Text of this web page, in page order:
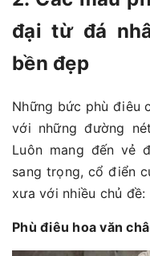
đại từ đá
bền đẹp
Những bức phù điêu
với những đường
Luôn mang đến vẻ
sang trọng, cổ điển
xưa với nhiều chủ đề:
Phù điêu hoa văn